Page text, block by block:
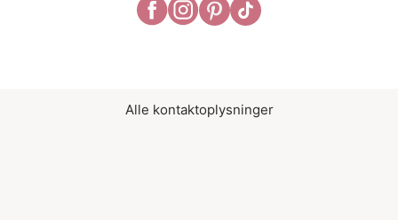
Alle kontaktoplysninger